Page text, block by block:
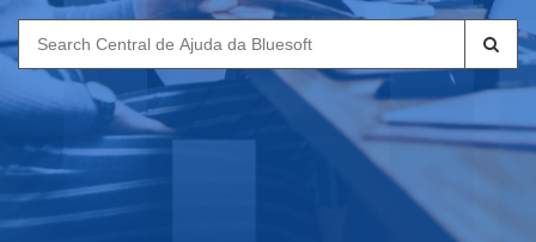
Search
for: